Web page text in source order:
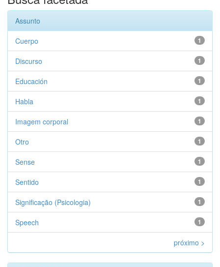
Assunto
1
Cuerpo
1
Discurso
1
Educación
1
Habla
1
Imagem corporal
1
Otro
1
Sense
1
Sentido
1
Significação (Psicologia)
1
Speech
próximo >